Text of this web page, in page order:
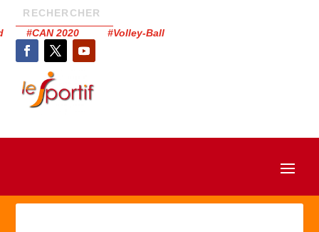
#CAN 2020 #Volley-Ball